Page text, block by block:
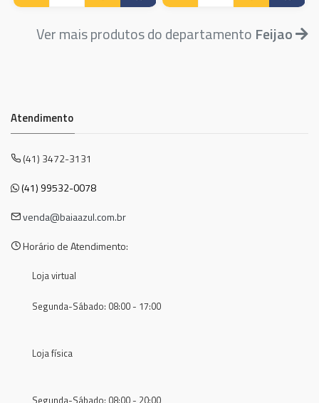
Ver mais produtos do departamento Feijao
Atendimento
(41) 3472-3131
(41) 99532-0078
venda@baiaazul.com.br
Horário de Atendimento:
Loja virtual
Segunda-Sábado: 08:00 - 17:00
Loja física